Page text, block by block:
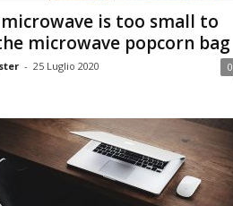
is too small to
microwave popcorn bag
- 25 Luglio 2020 0